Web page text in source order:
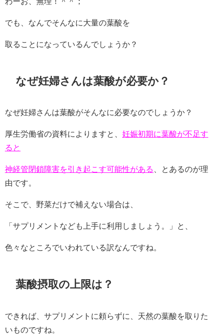
でも、なんでそんなに大量の葉酸を
取ることになっているんでしょうか？
なぜ妊婦さんは葉酸が必要か？
なぜ妊婦さんは葉酸がそんなに必要なのでしょうか？
厚生労働省の資料によりますと、 妊娠初期に葉酸が不足す
ると
神経管閉鎖障害を引き起こす可能性がある
、とあるのが理
由です。
そこで、野菜だけで補えない場合は、
「サプリメントなども上手に利用しましょう。」と、
色々なところでいわれている訳なんですね。
葉酸摂取の上限は？
できれば、サプリメントに頼らずに、天然の葉酸を取りた
いものですね。